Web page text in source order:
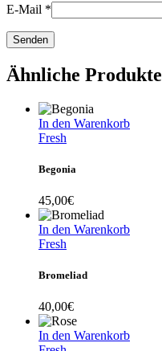
E-Mail *
Ähnliche Produkte
In den Warenkorb
Fresh
Begonia
45,00€
In den Warenkorb
Fresh
Bromeliad
40,00€
In den Warenkorb